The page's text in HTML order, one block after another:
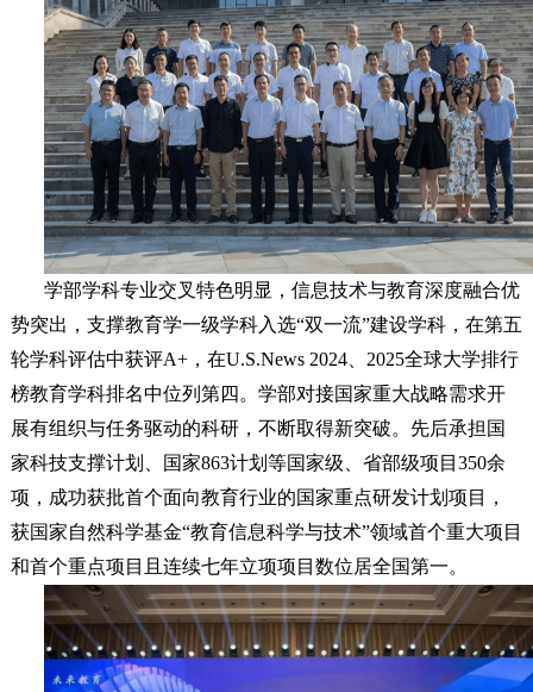
学部学科专业交叉特色明显，信息技术与教育深度融合优
势突出，支撑教育学一级学科入选“双一流”建设学科，在第五
轮学科评估中获评A+，在U.S.News 2024、2025全球大学排行
榜教育学科排名中位列第四。学部对接国家重大战略需求开
展有组织与任务驱动的科研，不断取得新突破。先后承担国
家科技支撑计划、国家863计划等国家级、省部级项目350余
项，成功获批首个面向教育行业的国家重点研发计划项目，
获国家自然科学基金“教育信息科学与技术”领域首个重大项目
和首个重点项目且连续七年立项项目数位居全国第一。